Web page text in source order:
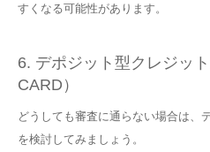
すくなる可能性があります。
6. デポジット型クレジッ
CARD）
どうしても審査に通らない場合は、
を検討してみましょう。